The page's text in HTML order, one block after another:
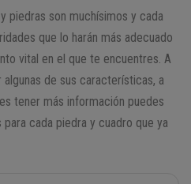
piedras son muchísimos y cada
que lo harán más adecuado
vital en el que te encuentres. A
de sus características, a
tener más información puedes
cada piedra y cuadro que ya